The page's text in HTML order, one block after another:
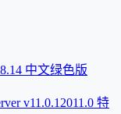
中文绿色版
v11.0.12011.0 特